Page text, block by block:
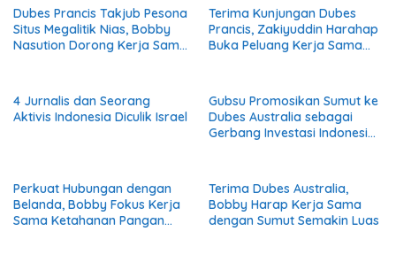
Dubes Prancis Takjub Pesona
Situs Megalitik Nias, Bobby
Nasution Dorong Kerja Sama
Terima Kunjungan Dubes
Prancis, Zakiyuddin Harahap
Buka Peluang Kerja Sama
4 Jurnalis dan Seorang
Aktivis Indonesia Diculik Israel
Gubsu Promosikan Sumut ke
Dubes Australia sebagai
Gerbang Investasi Indonesia
Perkuat Hubungan dengan
Belanda, Bobby Fokus Kerja
Sama Ketahanan Pangan
Terima Dubes Australia,
Bobby Harap Kerja Sama
dengan Sumut Semakin Luas